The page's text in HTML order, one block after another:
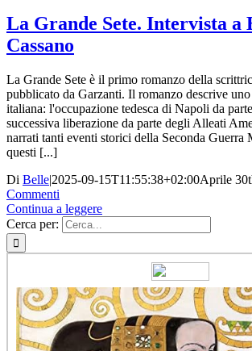
La Grande Sete. Intervista a
Cassano
La Grande Sete è il primo romanzo della
pubblicato da Garzanti. Il romanzo descrive
italiana: l'occupazione tedesca di Napoli da
successiva liberazione da parte degli Alleati
narrati tanti eventi storici della Seconda Guerra
questi [...]
Di Belle|2025-09-15T11:55:38+02:00Aprile
Commenti
Continua a leggere
Cerca per: